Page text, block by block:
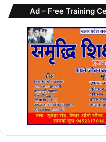
Ad – Free Training